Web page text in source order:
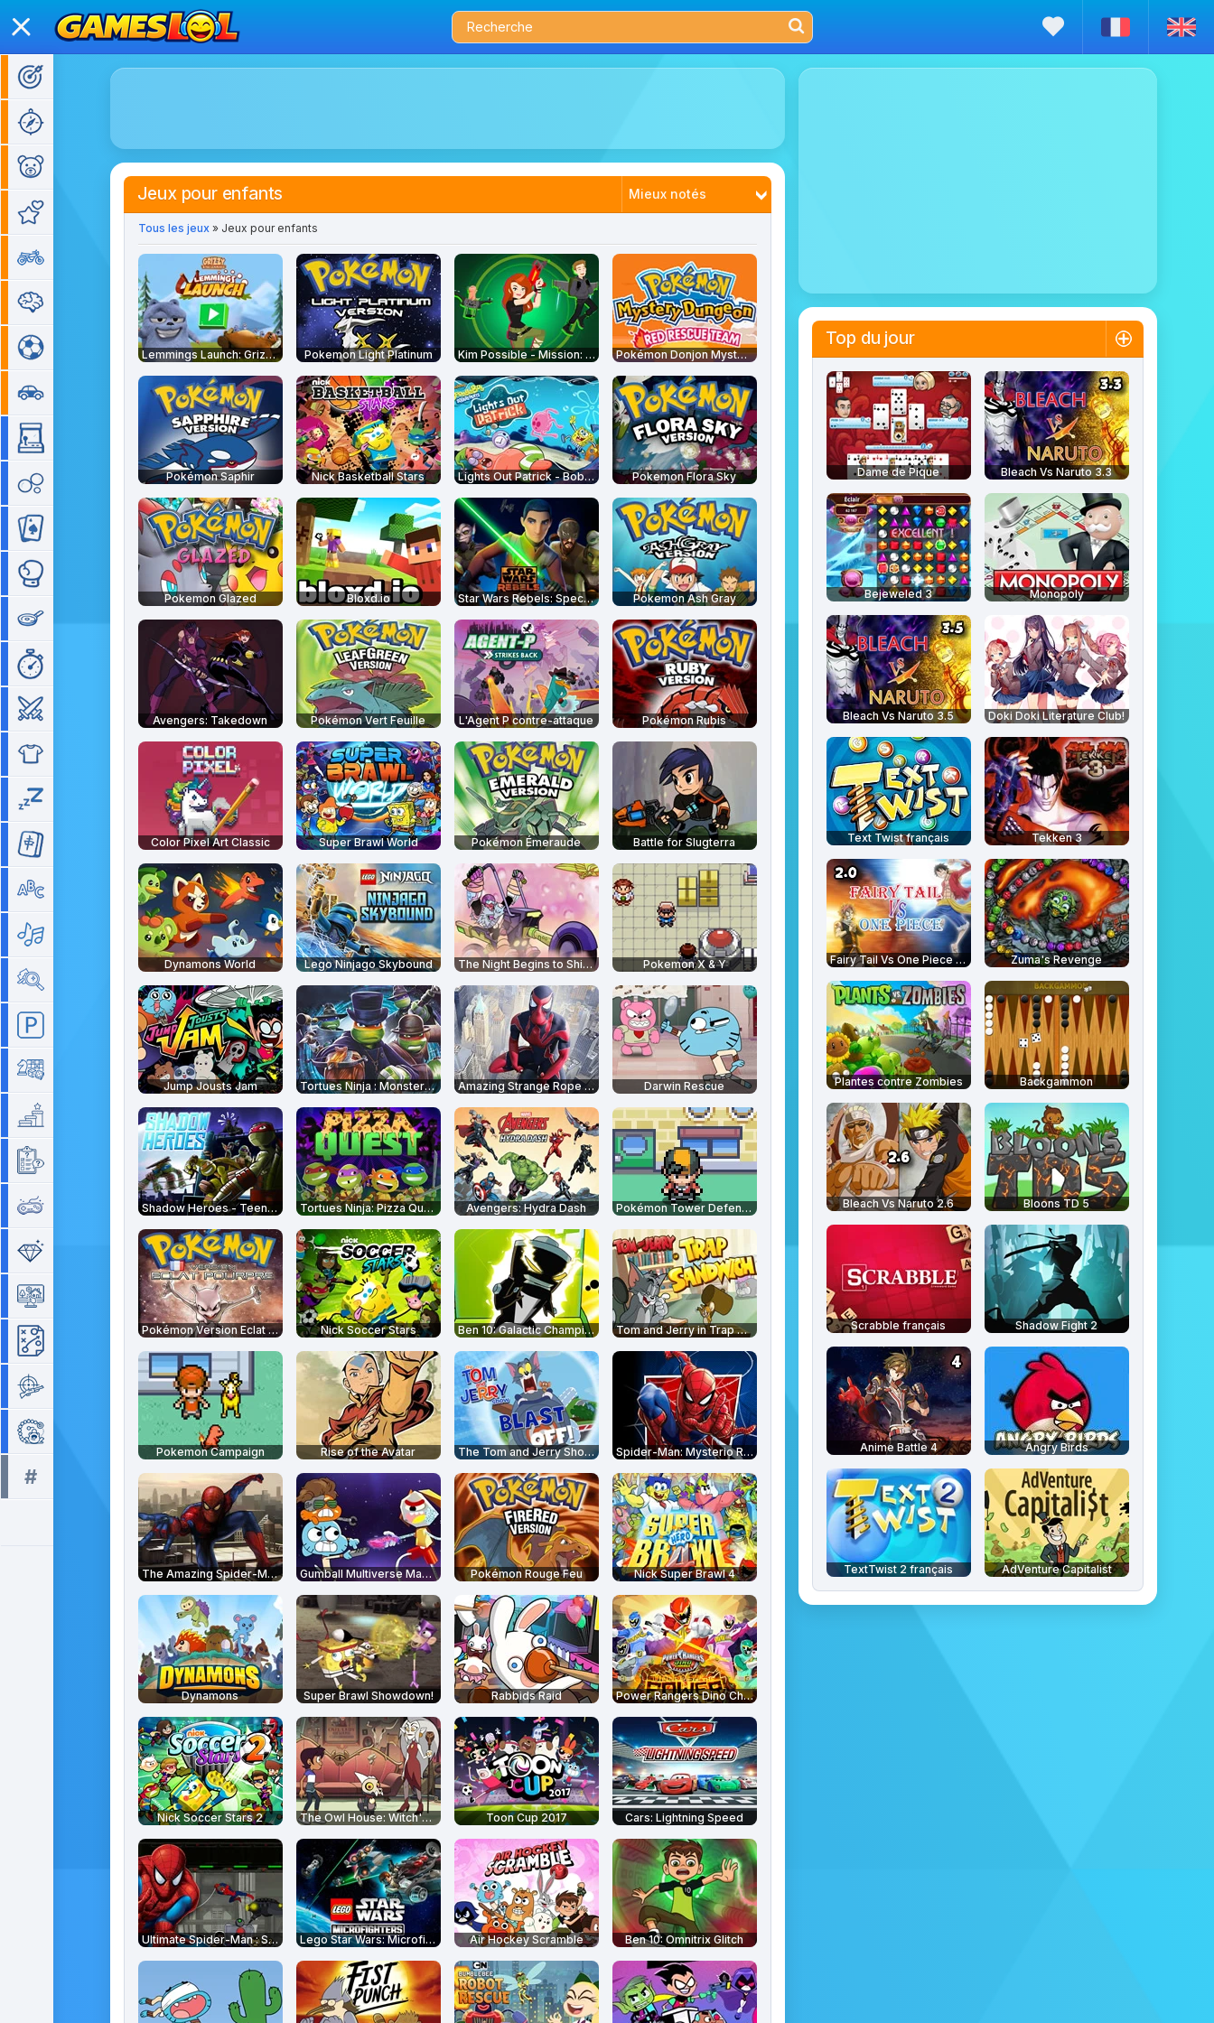
Jeux d'action
Jeux pour enfants
Jeux de fille
Jeux de moto
Jeux de réflexion
Jeux de sport
Jeux de voiture
# Tous les tags >>
Jeux pour enfants Mieux notés
Nouveautés
Plus joués
Tous les jeux» Jeux pour enfants
Lemmings Launch: Grizzy & The Lemmings Pokemon Light Platinum Kim Possible - Mission: Improbable Pokémon Donjon Mystère : Equipe de Secours Rouge
Pokémon Saphir Nick Basketball Stars Lights Out Patrick - Bob l'éponge Pokemon Flora Sky
Pokemon Glazed Bloxd.io Star Wars Rebels: Special Ops Pokemon Ash Gray
Avengers: Takedown Pokémon Vert Feuille L'Agent P contre-attaque Pokémon Rubis
Color Pixel Art Classic Super Brawl World Pokémon Émeraude Battle for Slugterra
Dynamons World Lego Ninjago Skybound The Night Begins to Shine - Teen Titans Go! Pokemon X & Y
Jump Jousts Jam Tortues Ninja : Monsters vs Mutants Amazing Strange Rope Police Darwin Rescue
Shadow Heroes - Teenage Mutant Ninja Turtles Tortues Ninja: Pizza Quest Avengers: Hydra Dash Pokémon Tower Defense 2
Pokémon Version Eclat Pourpre Nick Soccer Stars Ben 10: Galactic Champions Tom and Jerry in Trap Sandwich
Pokemon Campaign Rise of the Avatar The Tom and Jerry Show: Blast Off! Spider-Man: Mysterio Rush
The Amazing Spider-Man Gumball Multiverse Mayhem Pokémon Rouge Feu Nick Super Brawl 4
Dynamons Super Brawl Showdown! Rabbids Raid Power Rangers Dino Charge: Unleash the Power
Nick Soccer Stars 2 The Owl House: Witch's Apprentice Toon Cup 2017 Cars: Lightning Speed
Ultimate Spider-Man : Spider Armure Lego Star Wars: Microfighters Air Hockey Scramble Ben 10: Omnitrix Glitch
Top du jour
Dame de Pique Bleach Vs Naruto 3.3
Bejeweled 3 Monopoly
Bleach Vs Naruto 3.5 Doki Doki Literature Club!
Text Twist français Tekken 3
Fairy Tail Vs One Piece 2.0 Zuma's Revenge
Plantes contre Zombies Backgammon
Bleach Vs Naruto 2.6 Bloons TD 5
Scrabble français Shadow Fight 2
Anime Battle 4 Angry Birds
TextTwist 2 français AdVenture Capitalist